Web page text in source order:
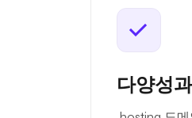
다양성